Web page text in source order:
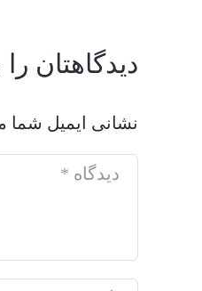
دیدگاهتان
نشانی ایمیل شما